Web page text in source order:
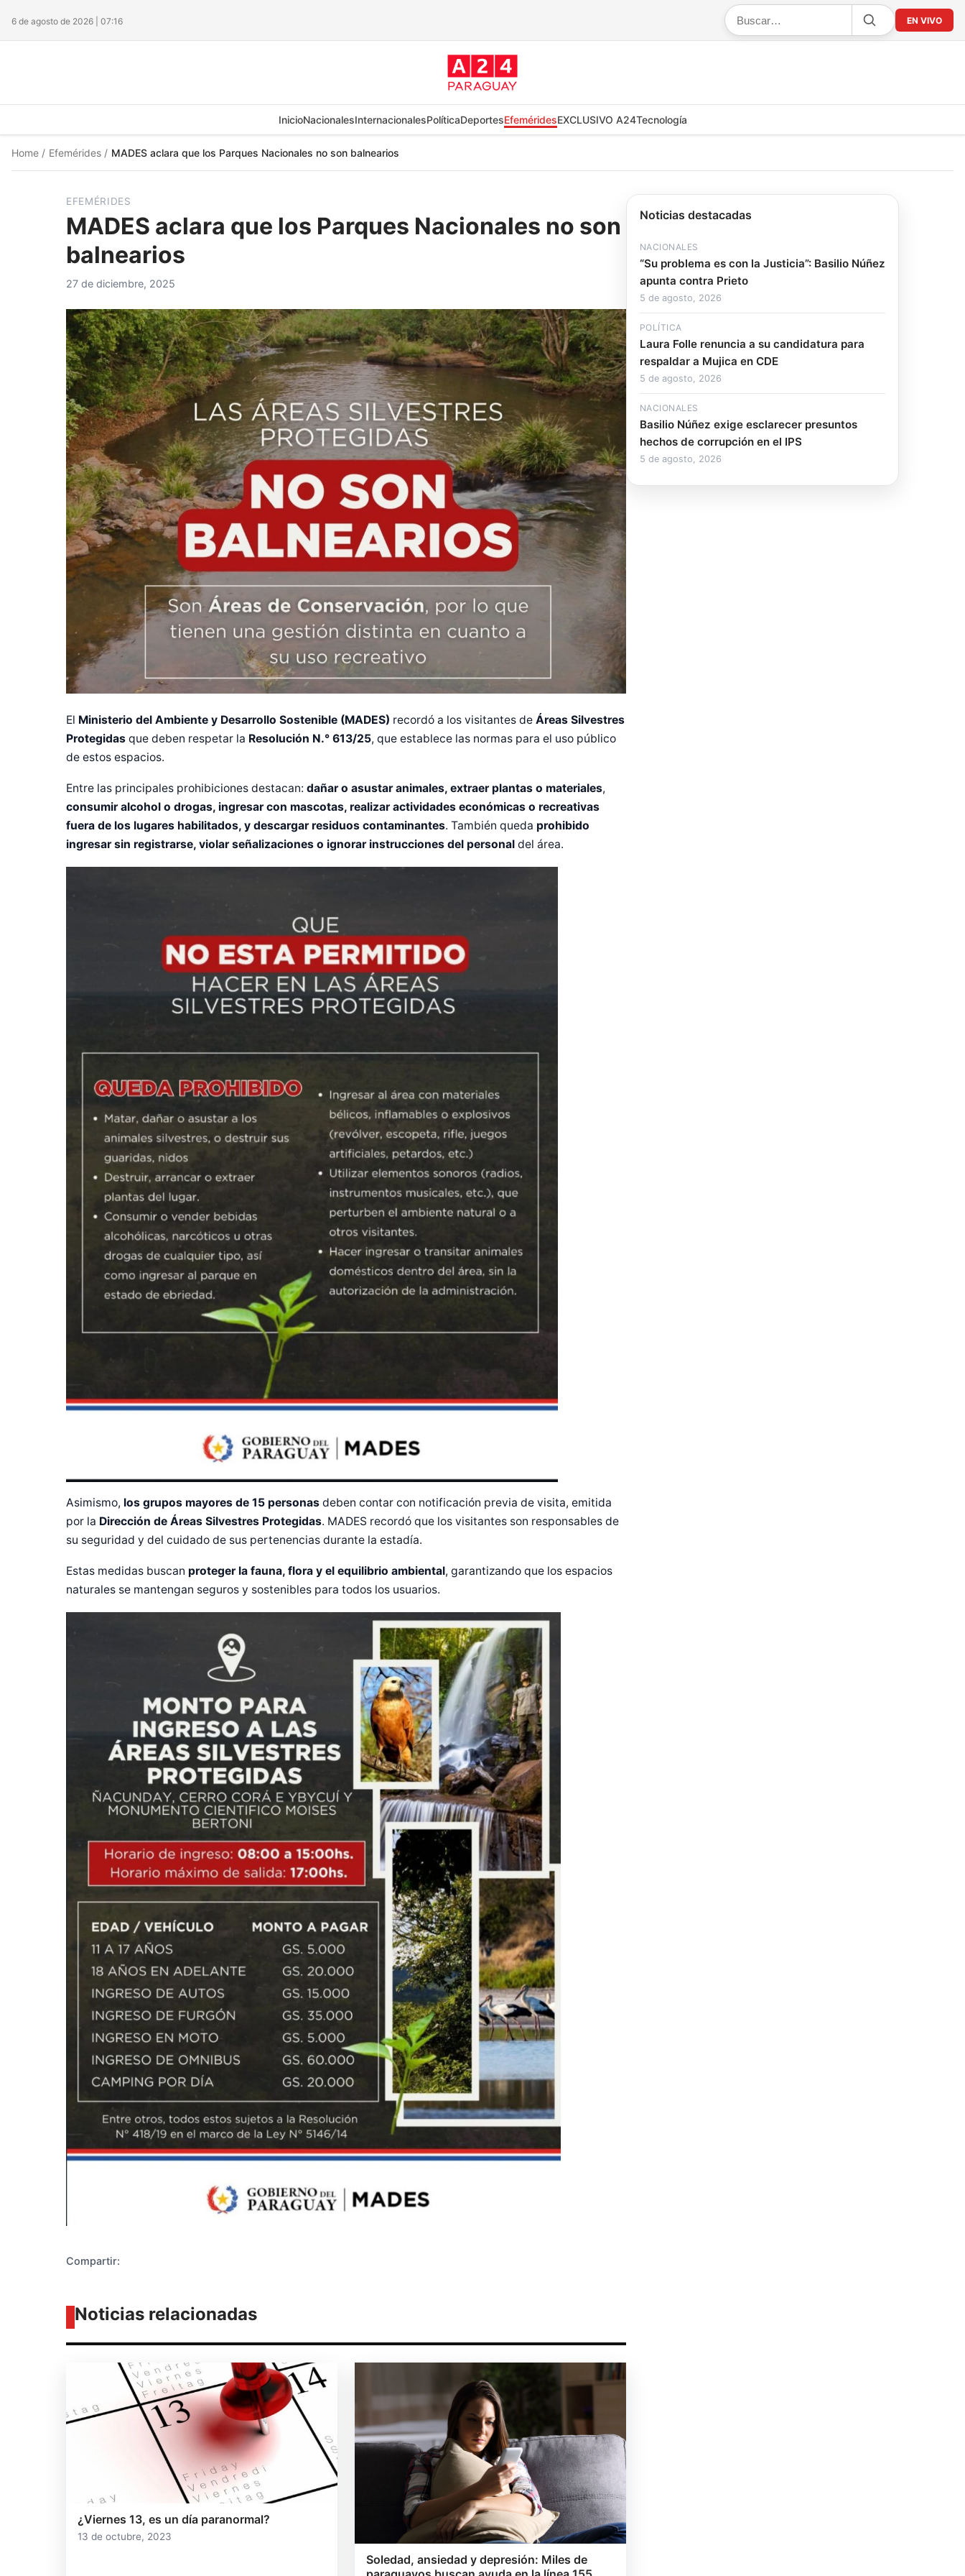
6 de agosto de 2026 | 07:16 EN VIVO
InicioNacionalesInternacionalesPolíticaDeportesEfeméridesEXCLUSIVO A24Tecnología
Home / Efemérides / MADES aclara que los Parques Nacionales no son balnearios
EFEMÉRIDES
MADES aclara que los Parques Nacionales no son
balnearios
27 de diciembre, 2025
El Ministerio del Ambiente y Desarrollo Sostenible (MADES) recordó a los visitantes de Áreas Silvestres
Protegidas que deben respetar la Resolución N.° 613/25, que establece las normas para el uso público
de estos espacios.
Entre las principales prohibiciones destacan: dañar o asustar animales, extraer plantas o materiales,
consumir alcohol o drogas, ingresar con mascotas, realizar actividades económicas o recreativas
fuera de los lugares habilitados, y descargar residuos contaminantes. También queda prohibido
ingresar sin registrarse, violar señalizaciones o ignorar instrucciones del personal del área.
Asimismo, los grupos mayores de 15 personas deben contar con notificación previa de visita, emitida
por la Dirección de Áreas Silvestres Protegidas. MADES recordó que los visitantes son responsables de
su seguridad y del cuidado de sus pertenencias durante la estadía.
Estas medidas buscan proteger la fauna, flora y el equilibrio ambiental, garantizando que los espacios
naturales se mantengan seguros y sostenibles para todos los usuarios.
Compartir:
Diseñado por Shiro Company
Noticias relacionadas
¿Viernes 13, es un día paranormal?
13 de octubre, 2023
Soledad, ansiedad y depresión: Miles de
Noticias destacadas
NACIONALES
“Su problema es con la Justicia”: Basilio Núñez
apunta contra Prieto
5 de agosto, 2026
POLÍTICA
Laura Folle renuncia a su candidatura para
respaldar a Mujica en CDE
5 de agosto, 2026
NACIONALES
Basilio Núñez exige esclarecer presuntos
hechos de corrupción en el IPS
5 de agosto, 2026